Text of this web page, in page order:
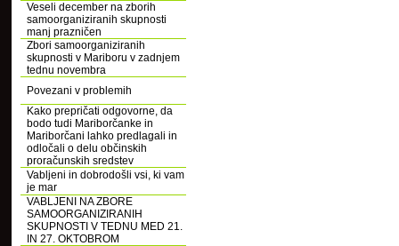
Veseli december na zborih
samoorganiziranih skupnosti
manj prazničen
Zbori samoorganiziranih
skupnosti v Mariboru v zadnjem
tednu novembra
Povezani v problemih
Kako prepričati odgovorne, da
bodo tudi Mariborčanke in
Mariborčani lahko predlagali in
odločali o delu občinskih
proračunskih sredstev
Vabljeni in dobrodošli vsi, ki vam
je mar
VABLJENI NA ZBORE
SAMOORGANIZIRANIH
SKUPNOSTI V TEDNU MED 21.
IN 27. OKTOBROM